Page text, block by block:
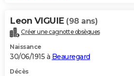
Leon VIGUIE (98 ans)
Créer une cagnotte obsèques
Naissance
30/06/1915 à Beauregard
Décès